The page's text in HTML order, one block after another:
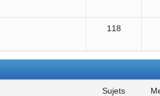
118
sujets